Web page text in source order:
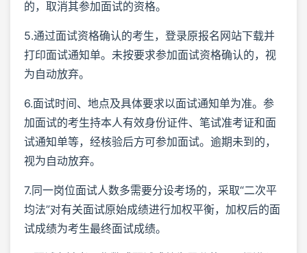
的，取消其参加面试的资格。
5.通过面试资格确认的考生，登录原报名网站下载并
打印面试通知单。未按要求参加面试资格确认的，视
为自动放弃。
6.面试时间、地点及具体要求以面试通知单为准。参
加面试的考生持本人有效身份证件、笔试准考证和面
试通知单等，经核验后方可参加面试。逾期未到的，
视为自动放弃。
7.同一岗位面试人数多需要分设考场的，采取“二次平
均法”对有关面试原始成绩进行加权平衡，加权后的面
试成绩为考生最终面试成绩。